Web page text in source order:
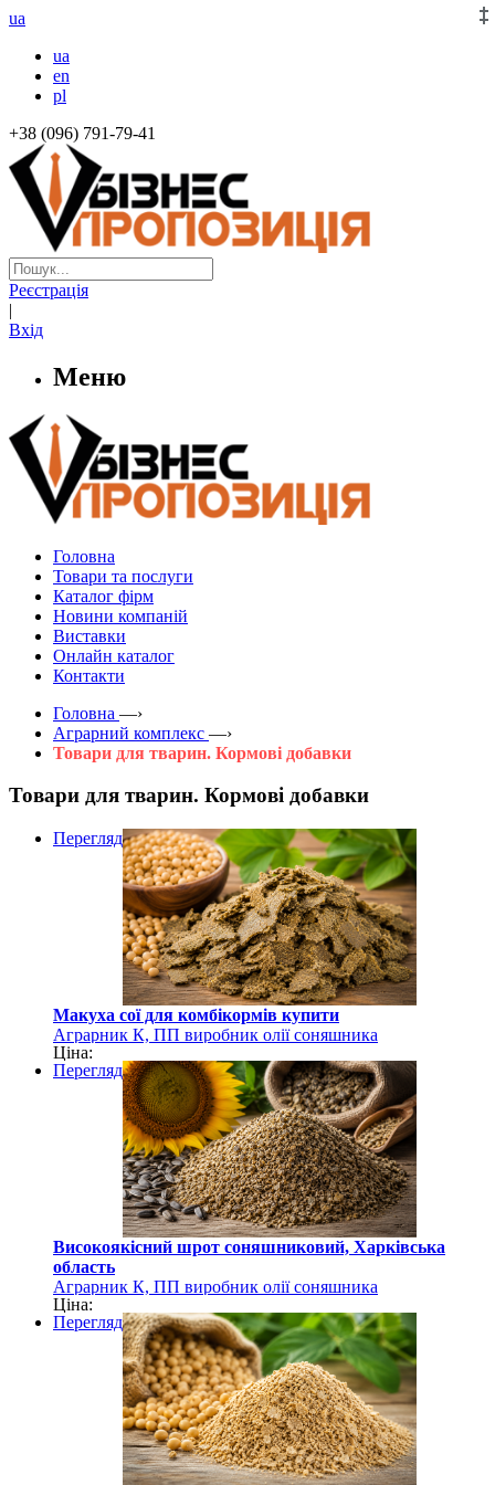
ua
ua
en
pl
+38 (096) 791-79-41
Реєстрація
|
Вхід
Меню
Головна
Товари та послуги
Каталог фірм
Новини компаній
Виставки
Онлайн каталог
Контакти
Головна —›
Аграрний комплекс —›
Товари для тварин. Кормові добавки
Товари для тварин. Кормові добавки
Перегляд
Макуха сої для комбікормів купити
Аграрник К, ПП виробник олії соняшника
Ціна:
Перегляд
Високоякісний шрот соняшниковий, Харківська
область
Аграрник К, ПП виробник олії соняшника
Ціна:
Перегляд